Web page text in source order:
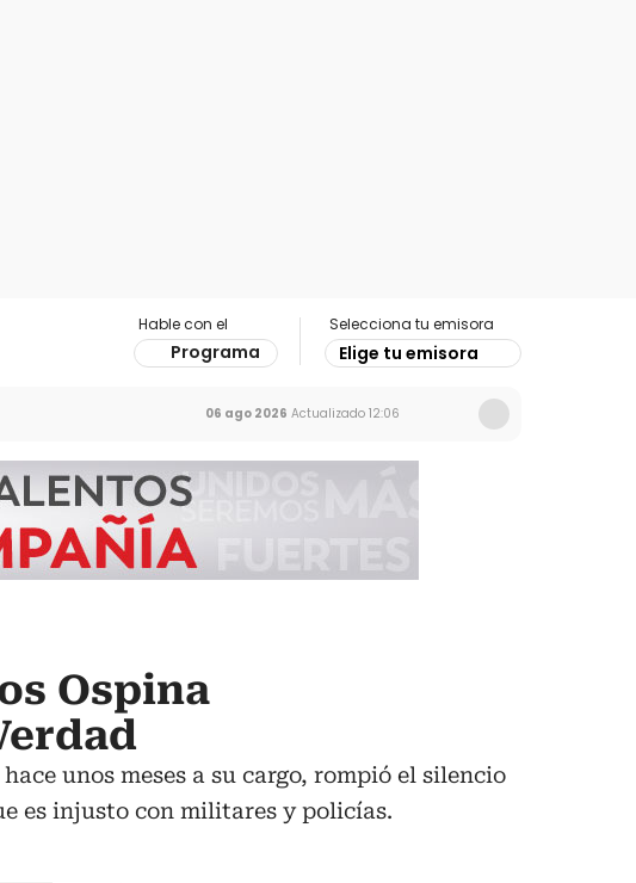
Hable con el
Programa
Selecciona tu emisora
Elige tu emisora
06 ago 2026 Actualizado 12:06
Ospina
unos meses a su cargo, rompió el silencio
es injusto con militares y policías.